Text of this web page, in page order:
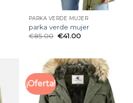
PARKA VERDE MUJER
parka verde mujer
€85.00 €41.00
¡Oferta!